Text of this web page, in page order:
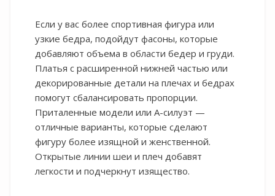
Если у вас более спортивная фигура или
узкие бедра, подойдут фасоны, которые
добавляют объема в области бедер и груди.
Платья с расширенной нижней частью или
декорированные детали на плечах и бедрах
помогут сбалансировать пропорции.
Приталенные модели или A-силуэт —
отличные варианты, которые сделают
фигуру более изящной и женственной.
Открытые линии шеи и плеч добавят
легкости и подчеркнут изящество.